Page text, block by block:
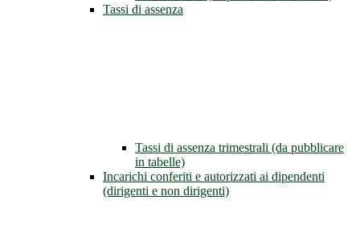
Tassi di assenza
Tassi di assenza trimestrali (da pubblicare
in tabelle)
Incarichi conferiti e autorizzati ai dipendenti
(dirigenti e non dirigenti)